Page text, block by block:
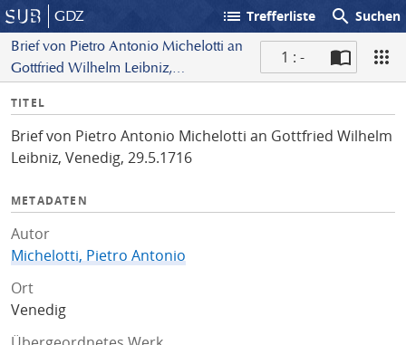
GDZ list Trefferliste search Suchen
Brief von Pietro Antonio Michelotti an
Gottfried Wilhelm Leibniz,
1 : -
I
f
o
TITEL
Brief von Pietro Antonio Michelotti an Gottfried Wilhelm
Leibniz, Venedig, 29.5.1716
METADATEN
Autor
Michelotti, Pietro Antonio
Ort
Venedig